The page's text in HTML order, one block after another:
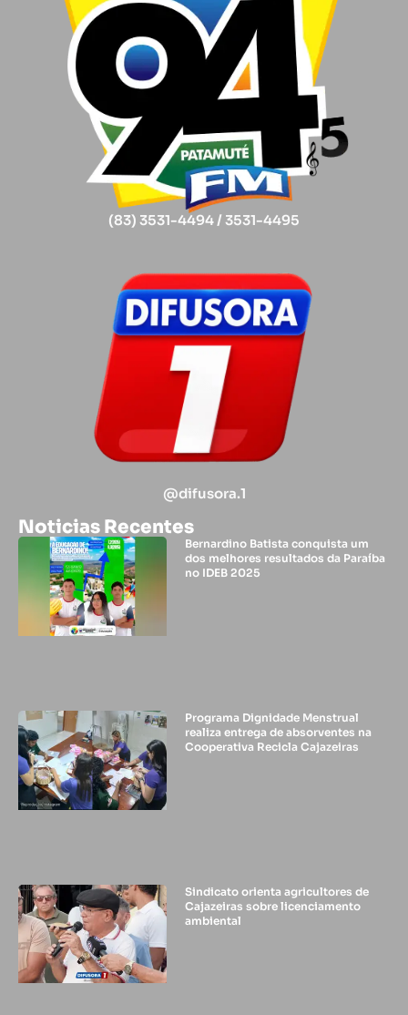
(83) 3531-4494 / 3531-4495
@difusora.1
Noticias Recentes
Bernardino Batista conquista um
dos melhores resultados da Paraíba
no IDEB 2025
Programa Dignidade Menstrual
realiza entrega de absorventes na
Cooperativa Recicla Cajazeiras
Sindicato orienta agricultores de
Cajazeiras sobre licenciamento
ambiental